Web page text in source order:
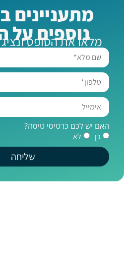
מתעניינים
נוספים על
מלאו את הטופס ונציג
האם יש לכם כרטיסי טיסה?
כן לא
שליחה